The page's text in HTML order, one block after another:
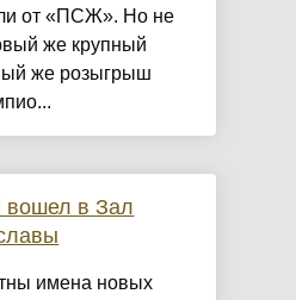
от «ПСЖ». Но не
же крупный
же розыгрыш
вошел в Зал
имена новых